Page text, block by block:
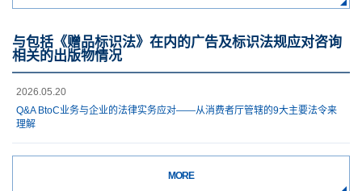
与包括《赠品标识法》在内的广告及标识法规应对咨询
相关的出版物情况
2026.05.20
Q&A BtoC业务与企业的法律实务应对——从消费者厅管辖的9大主要法令来
理解
MORE